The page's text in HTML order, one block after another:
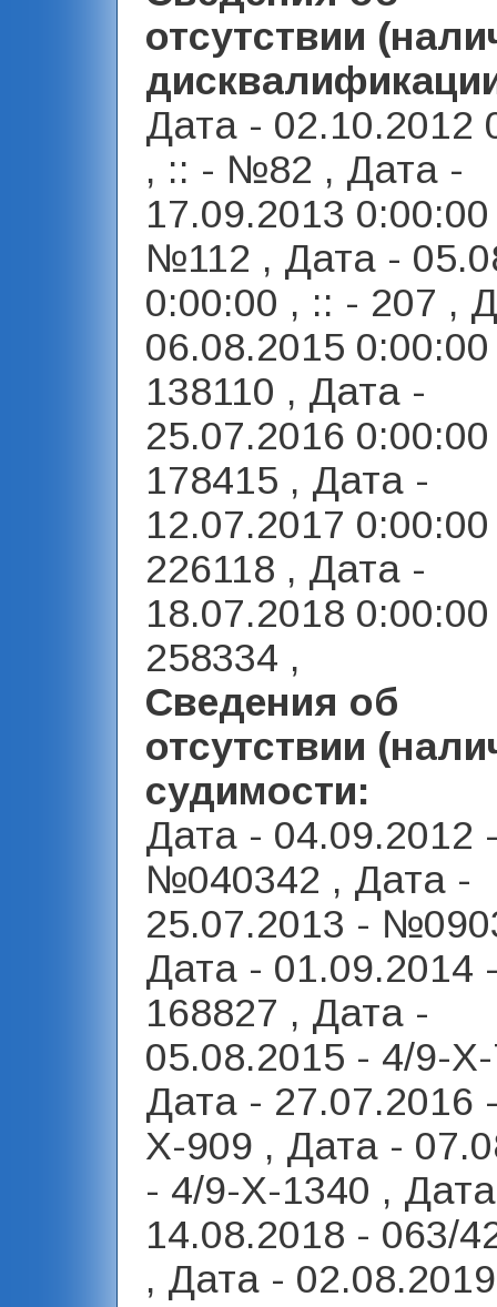
отсутствии
Дата - 02.10.2012
, :: - №82 , Дата -
17.09.2013
№112 , Дата -
0:00:00 , :: - 207 ,
06.08.2015
138110 , Дата -
25.07.2016
178415 , Дата -
12.07.2017
226118 , Дата -
18.07.2018
258334 ,
Сведения об
отсутствии
судимости:
Дата - 04.09.2012
№040342 , Дата -
25.07.2013 -
Дата - 01.09.2014
168827 , Дата -
05.08.2015 - 4/9-
Дата - 27.07.2016
Х-909 , Дата -
- 4/9-Х-1340 ,
14.08.2018 - 063/
, Дата -